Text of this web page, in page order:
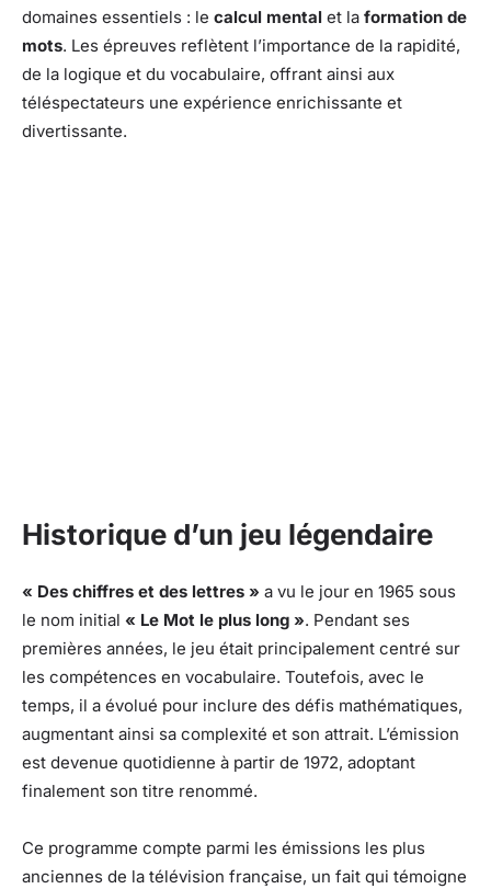
domaines essentiels : le calcul mental et la formation de
mots. Les épreuves reflètent l’importance de la rapidité,
de la logique et du vocabulaire, offrant ainsi aux
téléspectateurs une expérience enrichissante et
divertissante.
Historique d’un jeu légendaire
« Des chiffres et des lettres » a vu le jour en 1965 sous
le nom initial « Le Mot le plus long ». Pendant ses
premières années, le jeu était principalement centré sur
les compétences en vocabulaire. Toutefois, avec le
temps, il a évolué pour inclure des défis mathématiques,
augmentant ainsi sa complexité et son attrait. L’émission
est devenue quotidienne à partir de 1972, adoptant
finalement son titre renommé.
Ce programme compte parmi les émissions les plus
anciennes de la télévision française, un fait qui témoigne